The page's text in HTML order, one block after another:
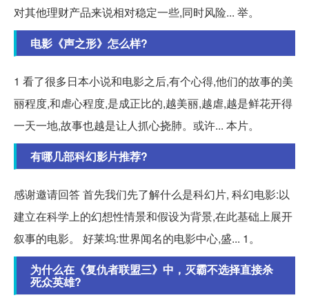
对其他理财产品来说相对稳定一些,同时风险... 举。
电影《声之形》怎么样?
1 看了很多日本小说和电影之后,有个心得,他们的故事的美
丽程度,和虐心程度,是成正比的,越美丽,越虐,越是鲜花开得
一天一地,故事也越是让人抓心挠肺。或许... 本片。
有哪几部科幻影片推荐?
感谢邀请回答 首先我们先了解什么是科幻片, 科幻电影:以
建立在科学上的幻想性情景和假设为背景,在此基础上展开
叙事的电影。 好莱坞:世界闻名的电影中心,盛... 1。
为什么在《复仇者联盟三》中，灭霸不选择直接杀
死众英雄?